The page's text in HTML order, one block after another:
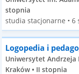
stopnia
studia stacjonarne • 6
Logopedia i
Uniwersytet Andrzeja
Kraków • II stopnia